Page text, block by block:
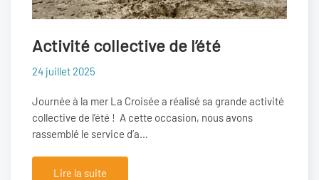
Activité collective de l’été
24 juillet 2025
Journée à la mer La Croisée a réalisé sa grande activité
collective de l’été ! A cette occasion, nous avons
rassemblé le service d’a…
Lire la suite